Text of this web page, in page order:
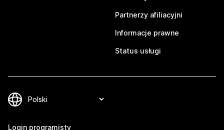
Partnerzy afiliacyjni
Informacje prawne
Status usługi
Login programisty